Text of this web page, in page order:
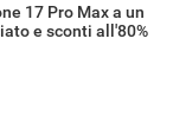
17 Pro Max a un
e sconti all'80%